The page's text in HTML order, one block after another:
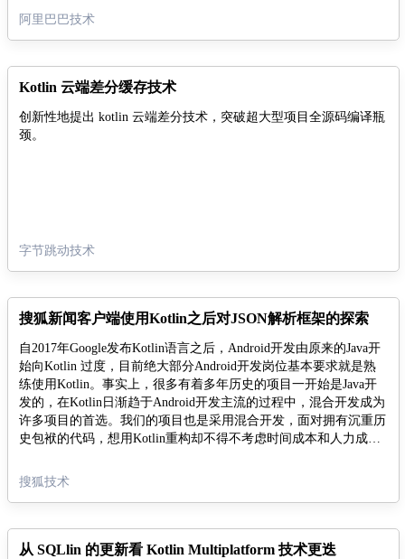
阿里巴巴技术
Kotlin 云端差分缓存技术
创新性地提出 kotlin 云端差分技术，突破超大型项目全源码编译瓶
颈。
字节跳动技术
搜狐新闻客户端使用Kotlin之后对JSON解析框架的探索
自2017年Google发布Kotlin语言之后，Android开发由原来的Java开
始向Kotlin 过度，目前绝大部分Android开发岗位基本要求就是熟
练使用Kotlin。事实上，很多有着多年历史的项目一开始是Java开
发的，在Kotlin日渐趋于Android开发主流的过程中，混合开发成为
许多项目的首选。我们的项目也是采用混合开发，面对拥有沉重历
史包袱的代码，想用Kotlin重构却不得不考虑时间成本和人力成
发。
解析依旧在使用FastJson或者Gson等第三方框架进行数据解析，当
混淆之后，各种各样的问题甚至程序崩溃随之出现，随着程序的崩
溃，你的内心渐渐开始崩溃，不禁发出疑问，数据类不好用吗？
搜狐技术
从 SQLlin 的更新看 Kotlin Multiplatform 技术更迭